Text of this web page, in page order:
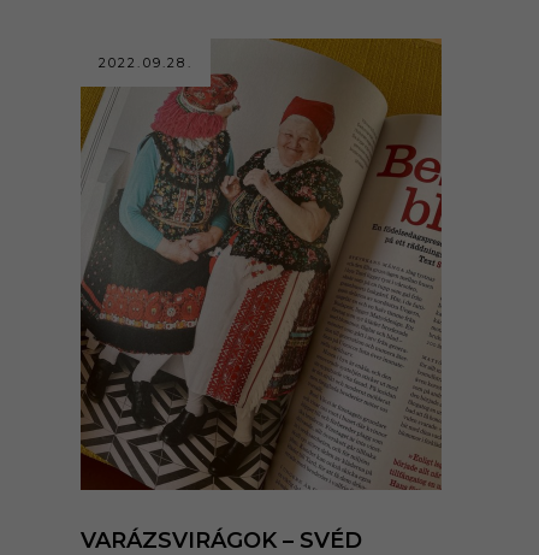
2022.09.28.
VARÁZSVIRÁGOK – SVÉD